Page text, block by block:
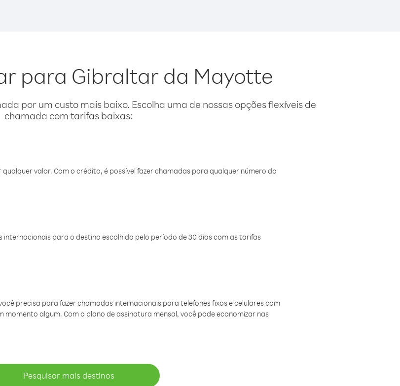
para Gibraltar da Mayotte
por um custo mais baixo. Escolha uma de nossas opções flexíveis de
chamada com tarifas baixas:
valor. Com o crédito, é possível fazer chamadas para qualquer número do
para o destino escolhido pelo período de 30 dias com as tarifas
precisa para fazer chamadas internacionais para telefones fixos e celulares com
algum. Com o plano de assinatura mensal, você pode economizar nas
Pesquisar mais destinos